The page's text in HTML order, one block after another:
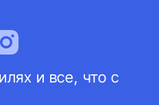
и все, что с